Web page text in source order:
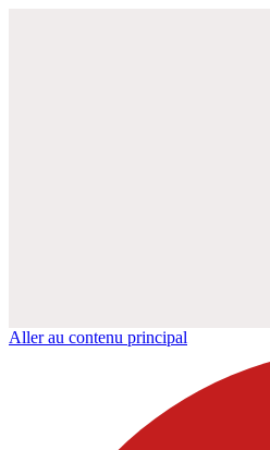
Aller au contenu principal